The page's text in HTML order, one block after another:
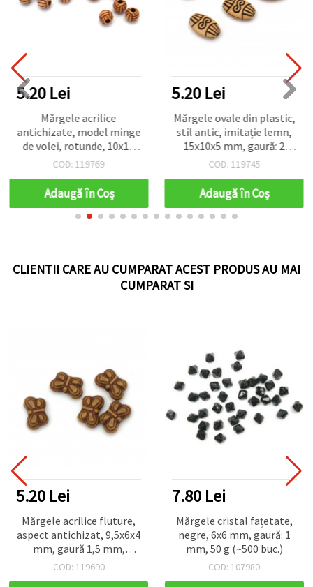
5.20 Lei
Mărgele acrilice
antichizate, model minge
de volei, rotunde, 10x11
mm, gaură: 4 mm, maro –
COD: 119769
Adaugă în Coş
5.20 Lei
Mărgele ovale din plastic,
stil antic, imitație lemn,
15x10x5 mm, gaură: 2
mm, maro – 50 g (~100
handmade DIY
COD: 119745
Adaugă în Coş
CLIENTII CARE AU CUMPARAT ACEST PRODUS AU MAI
CUMPARAT SI
5.20 Lei
Mărgele acrilice fluture,
aspect antichizat, 9,5x6x4
mm, gaură 1,5 mm,
culoare maro, 50 g (~400
COD: 119690
7.80 Lei
Mărgele cristal fațetate,
negre, 6x6 mm, gaură: 1
mm, 50 g (~500 buc.)
COD: 107980